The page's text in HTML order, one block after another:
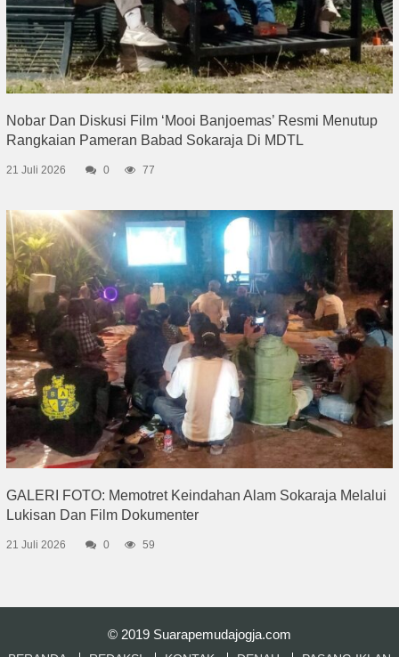
Nobar Dan Diskusi Film ‘Mooi Banjoemas’ Resmi Menutup
Rangkaian Pameran Babad Sokaraja Di MDTL
21 Juli 2026 0 77
GALERI FOTO: Memotret Keindahan Alam Sokaraja Melalui
Lukisan Dan Film Dokumenter
21 Juli 2026 0 59
© 2019 Suarapemudajogja.com